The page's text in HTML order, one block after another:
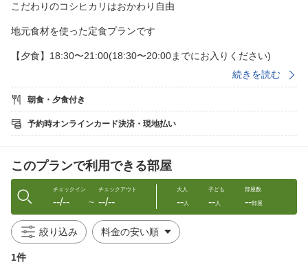
こだわりのコシヒカリはおかわり自由
地元食材を使った定食プランです
【夕食】18:30〜21:00(18:30〜20:00までにお入りください)
【朝食】7:00〜9:00（7：00〜8：30までにお入りください）
健康的な朝食をご用意致します
★食堂営業時間にご提供している
ココが嬉しい♪施設サービス
V￣￣￣￣￣￣￣￣￣￣￣￣
□ 駐車場無料！40台駐車可
□ 全客室・Wi-Fi・有線LAN完備
（時間帯によっては繋がりにくい場合がございます）
□ 全客室・洗濯物が干せる物干し竿あり（通路に設置可能）
□ 全客室・シモンズ製ベッド導入で快適な睡眠をサポート
続きを読む
朝食・夕食付き
予約時オンラインカード決済・現地払い
このプランで利用できる部屋
チェックイン
--/-- 〜
チェックアウト
--/--
大人
--人
子ども
--人
部屋数
--部屋
絞り込み
1件